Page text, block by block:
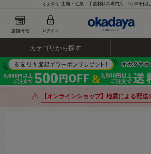
オカダヤ 生地・毛糸・手芸材料の専門店｜5,500円以
カテゴリから探す
【オンラインショップ】地震による配送